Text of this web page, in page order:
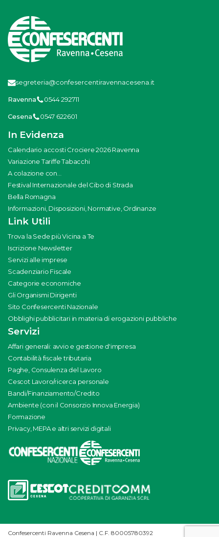
segreteria@confesercentiravennacesena.it
Ravenna 0544 292711
Cesena 0547 622601
In Evidenza
Calendario accosti Crociere 2026 Ravenna
Variazione Tariffe Tabacchi
A colazione con...
Festival Internazionale del Cibo di Strada
Bella Romagna
Informazioni, Disposizioni, Normative, Ordinanze
Link Utili
Trova la Sede più Vicina a Te
Iscrizione Newsletter
Servizi alle imprese
Scadenziario Fiscale
Categorie economiche
Gli Organismi Dirigenti
Sito Confesercenti Nazionale
Obblighi pubblicitari in materia di erogazioni pubbliche
Servizi
Affari generali: avvio e gestione d'impresa
Contabilità fiscale tributaria
Paghe, Consulenza del Lavoro
Cescot Lavoro/ricerca personale
Bandi/Finanziamento/Credito
Ambiente (con il Consorzio Innova Energia)
Formazione
Privacy, MEPA e altri servizi digitali
Confesercenti Ravenna Cesena | C.F. 80005780392